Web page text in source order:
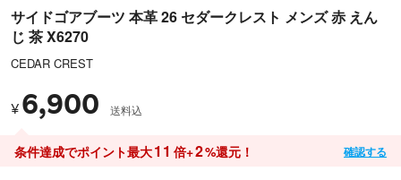
サイドゴアブーツ 本革 26 セダークレスト メンズ 赤 えん
じ 茶 X6270
CEDAR CREST
¥ 6,900 送料込
条件達成でポイント最大11 倍+2%還元！ 確認する